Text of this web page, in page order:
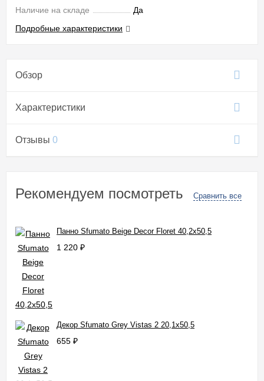
Наличие на складе
Да
Подробные характеристики
Обзор
Характеристики
Отзывы 0
Рекомендуем посмотреть Сравнить все
Панно Sfumato Beige Decor Floret 40,2x50,5
1 220 ₽
Декор Sfumato Grey Vistas 2 20,1x50,5
655 ₽